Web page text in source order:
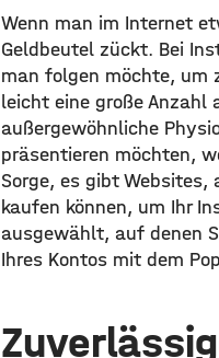
Wenn man im Internet
Geldbeutel zückt. Bei
man folgen möchte, um
leicht eine große Anzahl
außergewöhnliche
präsentieren möchten,
Sorge, es gibt
kaufen können, um Ihr
ausgewählt, auf denen
Ihres Kontos mit dem